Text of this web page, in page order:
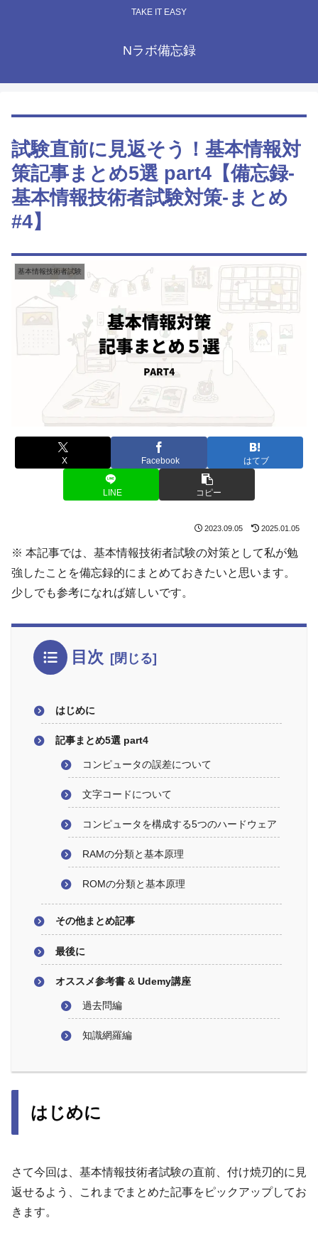
TAKE IT EASY
Nラボ備忘録
試験直前に見返そう！基本情報対
策記事まとめ5選 part4【備忘録-
基本情報技術者試験対策-まとめ
#4】
基本情報技術者試験
X Facebook はてブ
LINE コピー
2023.09.05 2025.01.05
※ 本記事では、基本情報技術者試験の対策として私が勉
強したことを備忘録的にまとめておきたいと思います。
少しでも参考になれば嬉しいです。
目次
はじめに
記事まとめ5選 part4
コンピュータの誤差について
文字コードについて
コンピュータを構成する5つのハードウェア
RAMの分類と基本原理
ROMの分類と基本原理
その他まとめ記事
最後に
オススメ参考書 & Udemy講座
過去問編
知識網羅編
はじめに
さて今回は、基本情報技術者試験の直前、付け焼刃的に見
返せるよう、これまでまとめた記事をピックアップしてお
きます。